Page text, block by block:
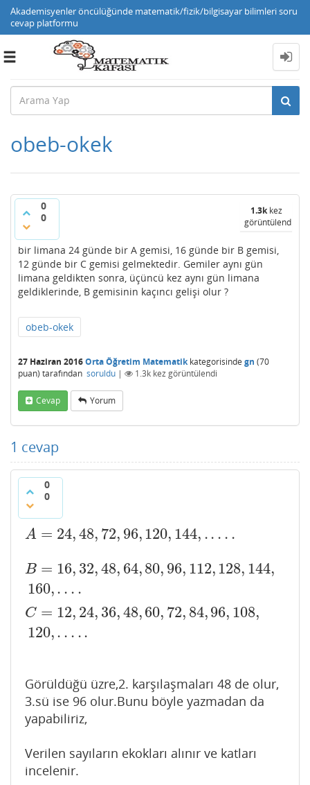
Akademisyenler öncülüğünde matematik/fizik/bilgisayar bilimleri soru
cevap platformu
Toggle
obeb-okek
0
0
1.3kkez
görüntülendi
bir limana 24 günde bir A gemisi, 16 günde bir B gemisi,
12 günde bir C gemisi gelmektedir. Gemiler aynı gün
limana geldikten sonra, üçüncü kez aynı gün limana
geldiklerinde, B gemisinin kaçıncı gelişi olur ?
obeb-okek
27 Haziran 2016Orta Öğretim Matematikkategorisinde gn (70
puan) tarafından soruldu | 1.3k kez görüntülendi
Cevap Yorum
1 cevap
0
0
A = 24,48, 72, 96,120, 144, .. . . .
A= 24 48,72,96,120,144,.....
B = 16, 32,48, 64,80, 96, 112,128, 144,
160,. . . .
B= 16 32,48,64,80 96,112, 128, 144,160,...
C = 12, 24, 36,48,60, 72, 84,96, 108,
120,. . . ..
C= 12 24,36,48,60 72,84,96,108,120,... .
Görüldüğü üzre,2. karşılaşmaları 48 de olur,
3.sü ise 96 olur.Bunu böyle yazmadan da
yapabiliriz,
Verilen sayıların ekokları alınır ve katları
incelenir.